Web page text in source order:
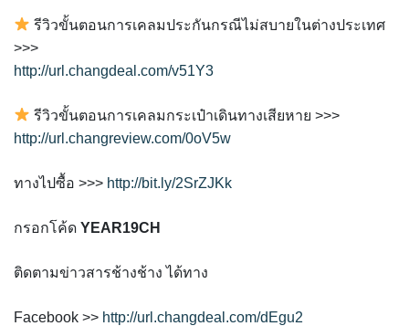
รีวิวขั้นตอนการเคลมประกันกรณีไม่สบายในต่างประเทศ
>>>
http://url.changdeal.com/v51Y3
รีวิวขั้นตอนการเคลมกระเป๋าเดินทางเสียหาย >>>
http://url.changreview.com/0oV5w
ทางไปซื้อ >>> http://bit.ly/2SrZJKk
กรอกโค้ด YEAR19CH
ติดตามข่าวสารช้างช้าง ได้ทาง
Facebook >> http://url.changdeal.com/dEgu2